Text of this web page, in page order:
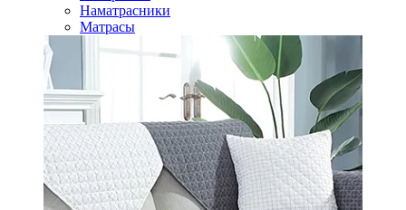
Наматрасники
Матрасы